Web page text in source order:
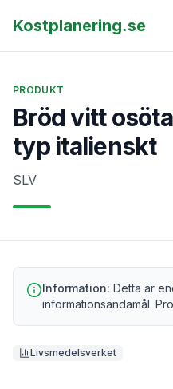
Kostplanering.se
PRODUKT
Bröd vitt
typ italienskt
SLV
Information: Detta är
informationsändamål.
Livsmedelsverket